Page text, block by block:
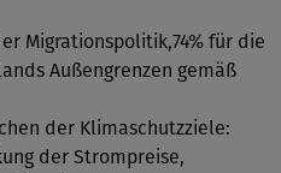
Migrationspolitik,74% für die
Außengrenzen gemäß
der Klimaschutzziele:
der Strompreise,